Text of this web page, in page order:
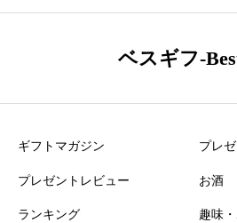
5662143 口コミ・
ベスギフ-
ギフトマガジン
プレゼントレビュー
ランキング
プレ
お酒
趣味